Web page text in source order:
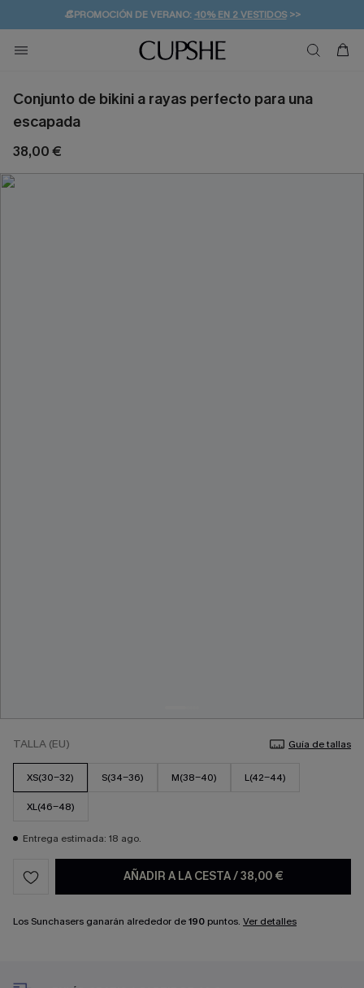
👒PROMOCIÓN DE VERANO:-10% EN 2 VESTIDOS>>
💌¡SUSCRIBIRSE & GANAR -10% EXTRA!
🚚ENVÍO GRATUITO A PARTIR DE 49 € >>
Conjunto de bikini a rayas perfecto para una
escapada
38,00 €
TALLA (EU) Guía de tallas
XS(30-32) S(34-36) M(38-40) L(42-44)
XL(46-48)
Entrega estimada: 18 ago.
AÑADIR A LA CESTA/38,00 €
Los Sunchasers ganarán alrededor de190 puntos. Ver detalles